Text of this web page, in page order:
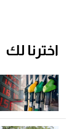
اخترنا لك